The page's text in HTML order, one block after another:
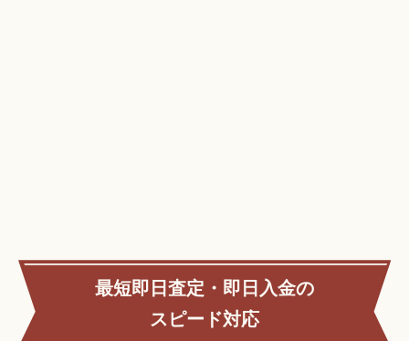
最短即日査定・即日入金の
スピード対応